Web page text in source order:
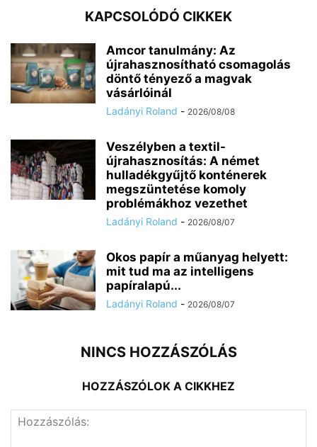
KAPCSOLÓDÓ CIKKEK
Amcor tanulmány: Az
újrahasznosítható csomagolás
döntő tényező a magvak
vásárlóinál
Ladányi Roland - 2026/08/08
Veszélyben a textil-
újrahasznosítás: A német
hulladékgyűjtő konténerek
megszüntetése komoly
problémákhoz vezethet
Ladányi Roland - 2026/08/07
Okos papír a műanyag helyett:
mit tud ma az intelligens
papíralapú...
Ladányi Roland - 2026/08/07
NINCS HOZZÁSZÓLÁS
HOZZÁSZÓLOK A CIKKHEZ